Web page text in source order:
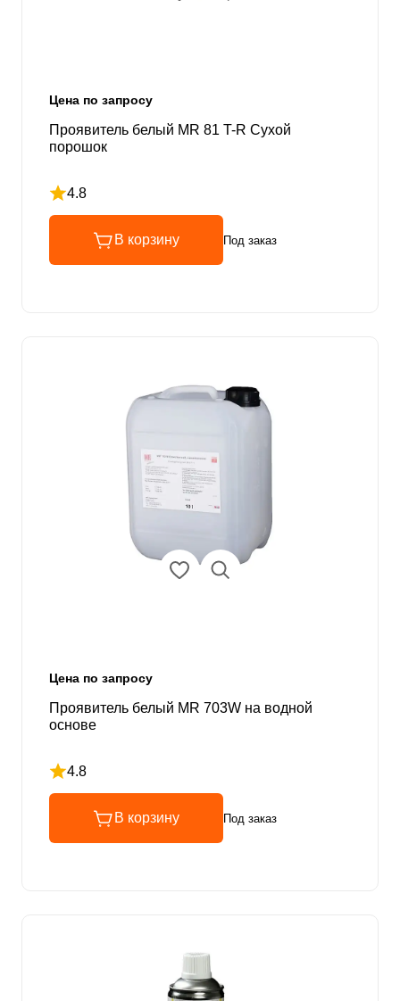
Цена по запросу
Проявитель белый MR 81 T-R Сухой
порошок
4.8
Рейтинг 4.8 из 5
В корзину Под заказ
Цена по запросу
Проявитель белый MR 703W на водной
основе
4.8
Рейтинг 4.8 из 5
В корзину Под заказ